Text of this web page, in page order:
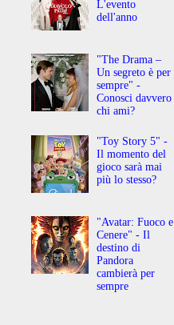
L'evento
dell'anno
"The Drama –
Un segreto è per
sempre" -
Conosci davvero
chi ami?
"Toy Story 5" -
Il momento del
gioco sarà mai
più lo stesso?
"Avatar: Fuoco e
Cenere" - Il
destino di
Pandora
cambierà per
sempre